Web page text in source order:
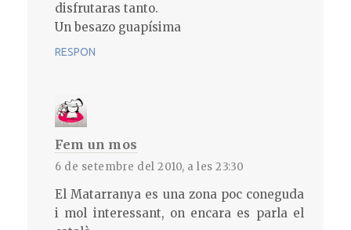
disfrutaras tanto.
Un besazo guapísima
RESPON
Fem un mos
6 de setembre del 2010, a les 23:30
El Matarranya es una zona poc coneguda
i mol interessant, on encara es parla el